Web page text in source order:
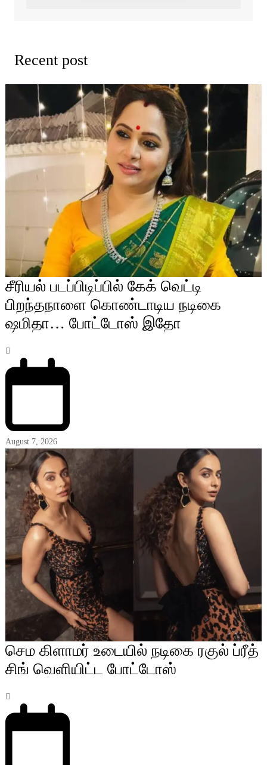
Recent post
சீரியல் படப்பிடிப்பில் கேக் வெட்டி
பிறந்தநாளை கொண்டாடிய நடிகை
ஷமிதா… போட்டோஸ் இதோ
August 7, 2026
செம கிளாமர் உடையில் நடிகை ரகுல் ப்ரீத்
சிங் வெளியிட்ட போட்டோஸ்